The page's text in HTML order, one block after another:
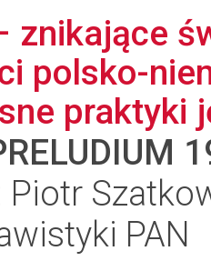
znikające
polsko-
praktyki
Piotr
PAN